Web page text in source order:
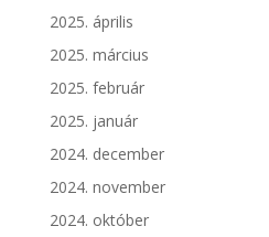
2025. április
2025. március
2025. február
2025. január
2024. december
2024. november
2024. október